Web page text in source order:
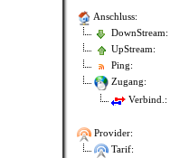
Anschluss:
DownStream:
UpStream:
Ping:
Zugang:
Verbind.:
Provider:
Tarif: